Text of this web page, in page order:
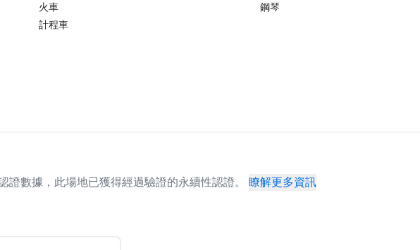
火車
計程車
鋼琴
數據，此場地已獲得經過驗證的永續性認證。 瞭解更多資訊